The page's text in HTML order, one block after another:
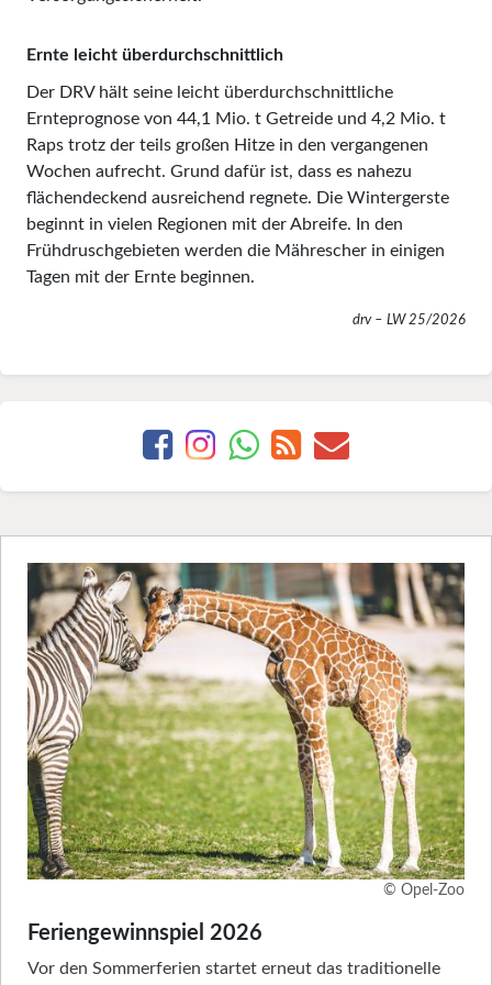
Ernte leicht überdurchschnittlich
Der DRV hält seine leicht überdurchschnittliche
Ernteprognose von 44,1 Mio. t Getreide und 4,2 Mio. t
Raps trotz der teils großen Hitze in den vergangenen
Wochen aufrecht. Grund dafür ist, dass es nahezu
flächendeckend ausreichend regnete. Die Wintergerste
beginnt in vielen Regionen mit der Abreife. In den
Frühdruschgebieten werden die Mährescher in einigen
Tagen mit der Ernte beginnen.
drv – LW 25/2026
© Opel-Zoo
Feriengewinnspiel 2026
Vor den Sommerferien startet erneut das traditionelle